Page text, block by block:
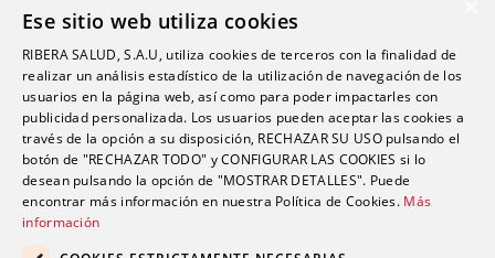
Empleo
Actualidad
Ese sitio web utiliza cookies
RIBERA SALUD, S.A.U, utiliza cookies de terceros con la finalidad de
realizar un análisis estadístico de la utilización de navegación de los
usuarios en la página web, así como para poder impactarles con
publicidad personalizada. Los usuarios pueden aceptar las cookies a
través de la opción a su disposición, RECHAZAR SU USO pulsando el
botón de "RECHAZAR TODO" y CONFIGURAR LAS COOKIES si lo
desean pulsando la opción de "MOSTRAR DETALLES". Puede
encontrar más información en nuestra Política de Cookies. Más
información